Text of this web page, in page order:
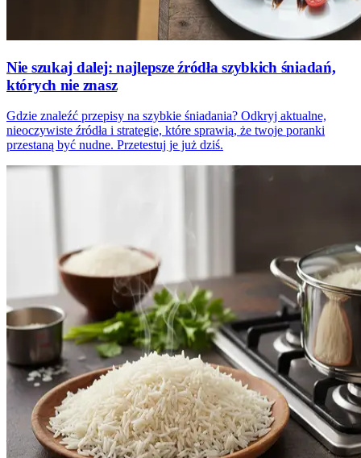
Nie szukaj dalej: najlepsze źródła szybkich śniadań,
których nie znasz
Gdzie znaleźć przepisy na szybkie śniadania? Odkryj aktualne,
nieoczywiste źródła i strategie, które sprawią, że twoje poranki
przestaną być nudne. Przetestuj je już dziś.